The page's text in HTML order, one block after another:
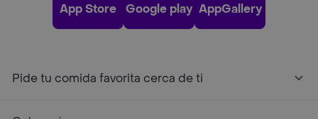
App Store Google play AppGallery
Pide tu comida favorita cerca de ti